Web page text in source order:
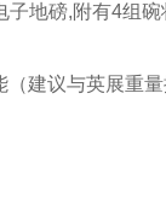
地磅,附有4组碗
建议与英展重量